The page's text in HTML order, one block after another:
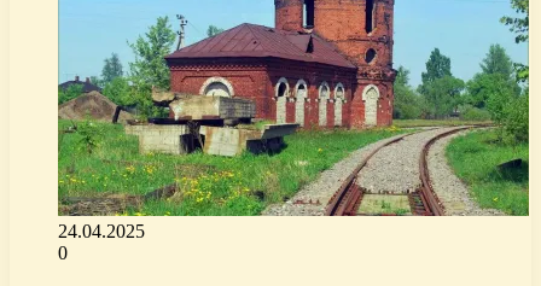
24.04.2025
0